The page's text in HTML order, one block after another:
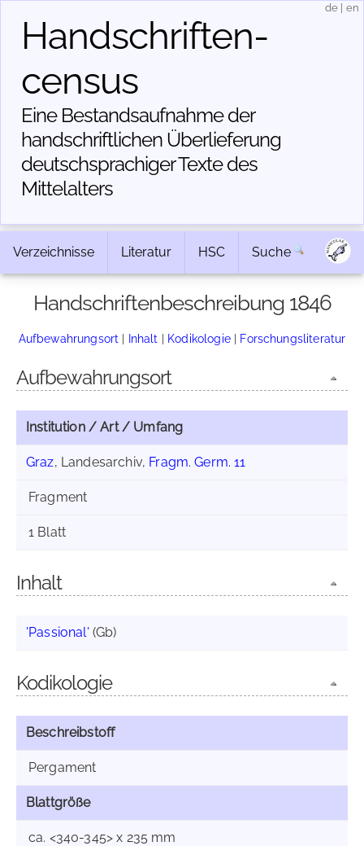
Handschriften­
census
Eine Bestandsaufnahme der
handschriftlichen Über­lieferung
deutschsprachiger Texte des
Mittelalters
de en
Verzeichnisse Literatur HSC Suche
Handschriftenbeschreibung 1846
Aufbewahrungsort | Inhalt | Kodikologie| Forschungsliteratur
Aufbewahrungsort
Institution / Art / Umfang
Graz, Landesarchiv, Fragm. Germ. 11
Fragment
1 Blatt
Inhalt
'Passional' (Gb)
Kodikologie
Beschreibstoff
Pergament
Blattgröße
ca. <340-345> x 235 mm